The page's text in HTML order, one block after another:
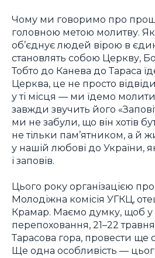
Чому ми говоримо про
головною метою молитву.
об’єднує людей вірою в
становлять собою Церкву,
Тобто до Канева до Тараса
Церква, це не просто
у ті місця — ми їдемо
завжди звучить його
ми не забули, що він хотів
не тільки пам’ятником, а й
у нашій любові до України,
і заповів.
Цього року організацією
Молодіжна комісія УГКЦ,
Крамар. Маємо думку, щоб у
перепоховання, 21–22
Тарасова гора, провести ще
Ще одна особливість —